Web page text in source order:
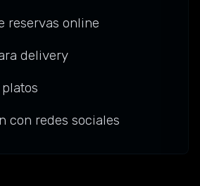
reservas online
delivery
con redes sociales